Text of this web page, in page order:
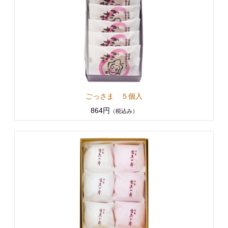
ごっさま ５個入
864円
（税込み）